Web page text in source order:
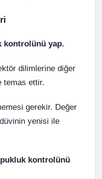
kontrolünü yap.
dilimlerine diğer
temas ettir.
gerekir. Değer
yenisi ile
kontrolünü